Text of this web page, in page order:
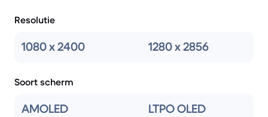
Resolutie
1080 x 2400 1280 x 2856
Soort scherm
AMOLED LTPO OLED